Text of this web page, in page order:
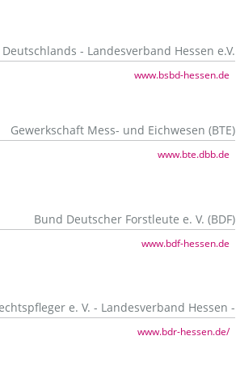
- Landesverband Hessen e.V.
www.bsbd-hessen.de
Gewerkschaft Mess- und Eichwesen (BTE)
www.bte.dbb.de
Bund Deutscher Forstleute e. V. (BDF)
www.bdf-hessen.de
e. V. - Landesverband Hessen -
www.bdr-hessen.de/